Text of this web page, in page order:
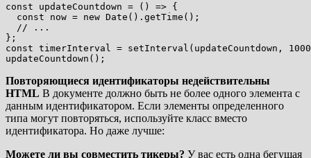
const updateCountdown = () => {
  const now = new Date().getTime();
  // ...
};
const timerInterval = setInterval(updateCountdown,
Повторяющиеся идентификаторы недействительны
HTML В документе должно быть не более одного элемента с
данным идентификатором. Если элементы определенного
типа могут повторяться, используйте класс вместо
идентификатора. Но даже лучше:
Можете ли вы совместить тикеры? У вас есть одна бегущая